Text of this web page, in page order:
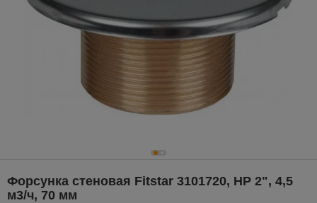
Форсунка стеновая Fitstar 3101720, НР 2", 4,5
м3/ч, 70 мм